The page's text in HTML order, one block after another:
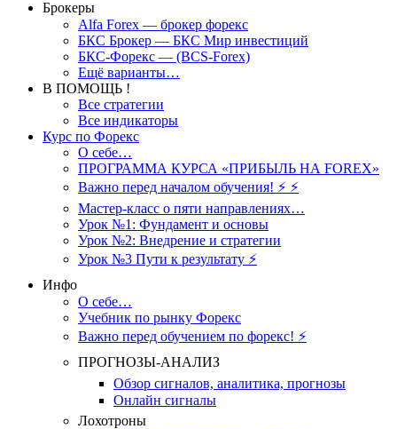
Брокеры
Alfa Forex — брокер форекс
БКС Брокер — БКС Мир инвестиций
БКС-Форекс — (BCS-Forex)
Ещё варианты…
В ПОМОЩЬ !
Все стратегии
Все индикаторы
Курс по Форекс
О себе…
ПРОГРАММА КУРСА «ПРИБЫЛЬ НА FOREX»
Важно перед началом обучения! ⚡ ⚡
Мастер-класс о пяти направлениях…
Урок №1: Фундамент и основы
Урок №2: Внедрение и стратегии
Урок №3 Пути к результату ⚡️
Инфо
О себе…
Учебник по рынку Форекс
Важно перед обучением по форекс! ⚡
ПРОГНОЗЫ-АНАЛИЗ
Обзор сигналов, аналитика, прогнозы
Онлайн сигналы
Лохотроны